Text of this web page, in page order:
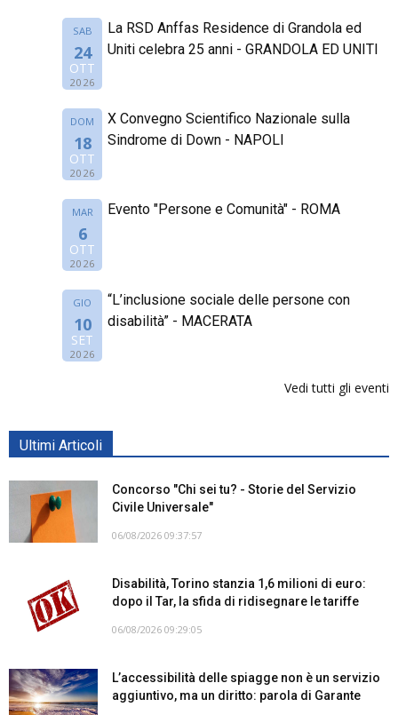
SAB
24
OTT
2026
La RSD Anffas Residence di Grandola ed
Uniti celebra 25 anni - GRANDOLA ED UNITI
DOM
18
OTT
2026
X Convegno Scientifico Nazionale sulla
Sindrome di Down - NAPOLI
MAR
6
OTT
2026
Evento "Persone e Comunità" - ROMA
GIO
10
SET
2026
“L’inclusione sociale delle persone con
disabilità” - MACERATA
Vedi tutti gli eventi
Ultimi Articoli
Concorso "Chi sei tu? - Storie del Servizio
Civile Universale"
06/08/2026 09:37:57
Disabilità, Torino stanzia 1,6 milioni di euro:
dopo il Tar, la sfida di ridisegnare le tariffe
06/08/2026 09:29:05
L’accessibilità delle spiagge non è un servizio
aggiuntivo, ma un diritto: parola di Garante